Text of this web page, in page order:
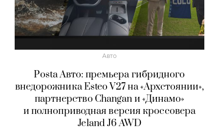
Авто
Posta Авто: премьера гибридного
внедорожника Esteo V27 на «Архстоянии»,
партнерство Changan и «Динамо»
и полноприводная версия кроссовера
Jeland J6 AWD